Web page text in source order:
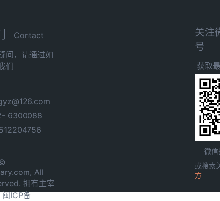
Contact
问，请通过如
们
6300088
All
拥有主宰
闽ICP备
关注
号
获取
微信
或搜索
方